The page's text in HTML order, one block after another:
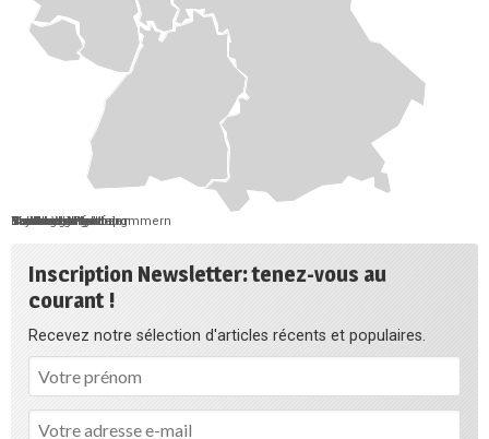
Berlin
Bremen
Hamburg
Saarland
Schleswig-Holstein
Mecklenburg-Vorpommern
Brandenburg
Niedersachsen
Sachsen-Anhalt
Sachsen
Thüringen
Hessen
Nordrhein-Westfalen
Rheinland-Pfalz
Baden-Württemberg
Bayern
Inscription Newsletter: tenez-vous au
courant !
Recevez notre sélection d'articles récents et populaires.